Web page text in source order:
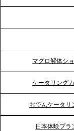
2026.5.12
プレスリリ
2026.4.21
プレスリリ
イッチに。新
マグロ解体シ
ケータリング
おでんケータリ
日本体験プラ